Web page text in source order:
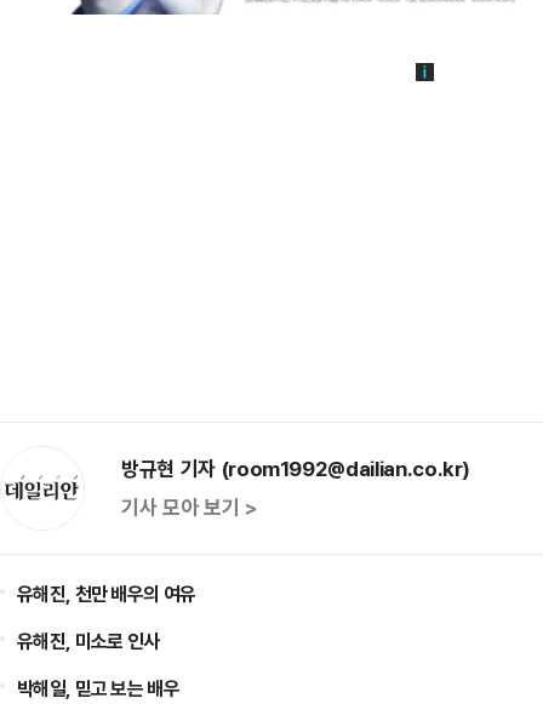
방규현 기자 (room1992@dailian.co.kr)
기사 모아 보기 >
유해진, 천만 배우의 여유
유해진, 미소로 인사
박해일, 믿고 보는 배우